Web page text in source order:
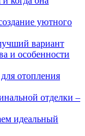
уютного
вариант
и особенности
отопления
отделки –
идеальный